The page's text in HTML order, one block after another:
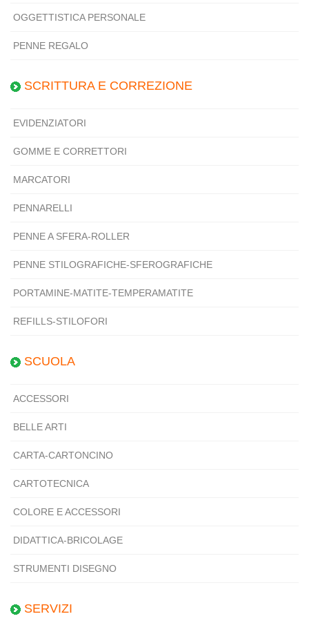
OGGETTISTICA PERSONALE
PENNE REGALO
SCRITTURA E CORREZIONE
EVIDENZIATORI
GOMME E CORRETTORI
MARCATORI
PENNARELLI
PENNE A SFERA-ROLLER
PENNE STILOGRAFICHE-SFEROGRAFICHE
PORTAMINE-MATITE-TEMPERAMATITE
REFILLS-STILOFORI
SCUOLA
ACCESSORI
BELLE ARTI
CARTA-CARTONCINO
CARTOTECNICA
COLORE E ACCESSORI
DIDATTICA-BRICOLAGE
STRUMENTI DISEGNO
SERVIZI